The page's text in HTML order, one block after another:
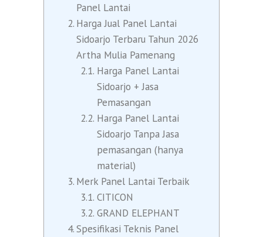
Panel Lantai
Harga Jual Panel Lantai
Sidoarjo Terbaru Tahun 2026
Artha Mulia Pamenang
Harga Panel Lantai
Sidoarjo + Jasa
Pemasangan
Harga Panel Lantai
Sidoarjo Tanpa Jasa
pemasangan (hanya
material)
Merk Panel Lantai Terbaik
CITICON
GRAND ELEPHANT
Spesifikasi Teknis Panel